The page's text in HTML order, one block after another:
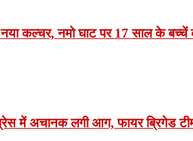
कल्चर, नमो घाट पर 17 साल के बच्चें
में अचानक लगी आग, फायर ब्रिगेड